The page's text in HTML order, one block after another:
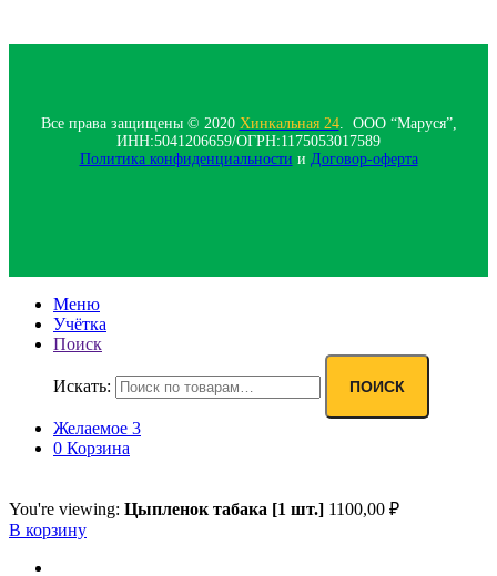
Все права защищены © 2020 Хинкальная 24. ООО “Маруся”,
ИНН:5041206659/ОГРН:1175053017589
Политика конфиденциальности‍ и Договор-оферта
Меню
Учётка
Поиск
Искать: ПОИСК
Желаемое 3
0 Корзина
You're viewing: Цыпленок табака [1 шт.] 1100,00 ₽
В корзину